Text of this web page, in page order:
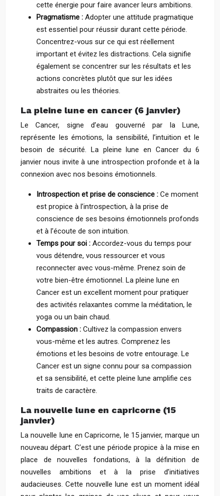
cette énergie pour faire avancer leurs ambitions.
Pragmatisme : Adopter une attitude pragmatique
est essentiel pour réussir durant cette période.
Concentrez-vous sur ce qui est réellement
important et évitez les distractions. Cela signifie
également se concentrer sur les résultats et les
actions concrètes plutôt que sur les idées
abstraites ou les théories.
La pleine lune en cancer (6 janvier)
Le Cancer, signe d’eau gouverné par la Lune,
représente les émotions, la sensibilité, l’intuition et le
besoin de sécurité. La pleine lune en Cancer du 6
janvier nous invite à une introspection profonde et à la
connexion avec nos besoins émotionnels.
Introspection et prise de conscience : Ce moment
est propice à l’introspection, à la prise de
conscience de ses besoins émotionnels profonds
et à l’écoute de son intuition.
Temps pour soi : Accordez-vous du temps pour
vous détendre, vous ressourcer et vous
reconnecter avec vous-même. Prenez soin de
votre bien-être émotionnel. La pleine lune en
Cancer est un excellent moment pour pratiquer
des activités relaxantes comme la méditation, le
yoga ou un bain chaud.
Compassion : Cultivez la compassion envers
vous-même et les autres. Comprenez les
émotions et les besoins de votre entourage. Le
Cancer est un signe connu pour sa compassion
et sa sensibilité, et cette pleine lune amplifie ces
traits de caractère.
La nouvelle lune en capricorne (15
janvier)
La nouvelle lune en Capricorne, le 15 janvier, marque un
nouveau départ. C’est une période propice à la mise en
place de nouvelles fondations, à la définition de
nouvelles ambitions et à la prise d’initiatives
audacieuses. Cette nouvelle lune est un moment idéal